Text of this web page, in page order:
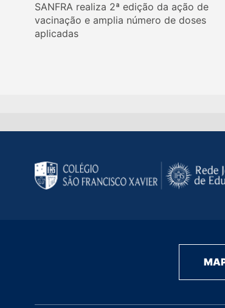
SANFRA realiza 2ª edição da ação de
vacinação e amplia número de doses
aplicadas